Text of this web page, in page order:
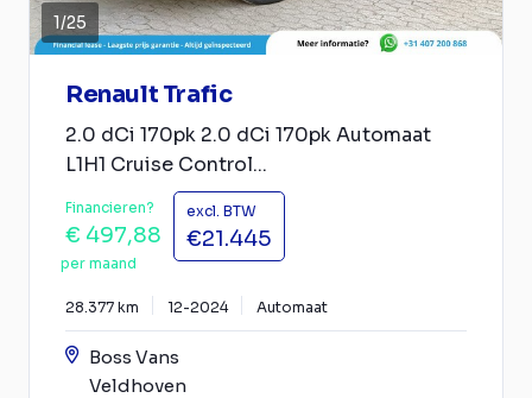
1/25
Renault Trafic
2.0 dCi 170pk 2.0 dCi 170pk Automaat
L1H1 Cruise Control...
Financieren?
€ 497,88
per maand
excl. BTW
€21.445
28.377 km 12-2024 Automaat
Boss Vans
Veldhoven